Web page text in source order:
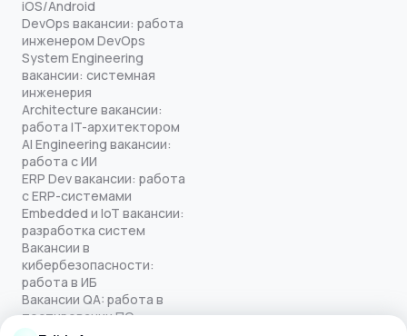
iOS/Android
DevOps вакансии: работа
инженером DevOps
System Engineering
вакансии: системная
инженерия
Architecture вакансии:
работа IT-архитектором
AI Engineering вакансии:
работа с ИИ
ERP Dev вакансии: работа
с ERP-системами
Embedded и IoT вакансии:
разработка систем
Вакансии в
кибербезопасности:
работа в ИБ
Вакансии QA: работа в
тестировании ПО